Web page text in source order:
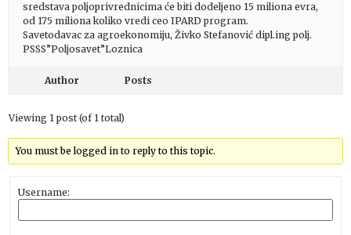
sredstava poljoprivrednicima će biti dodeljeno 15 miliona evra,
od 175 miliona koliko vredi ceo IPARD program.
Savetodavac za agroekonomiju, Živko Stefanović dipl.ing polj.
PSSS”Poljosavet”Loznica
Author Posts
Viewing 1 post (of 1 total)
You must be logged in to reply to this topic.
Username: